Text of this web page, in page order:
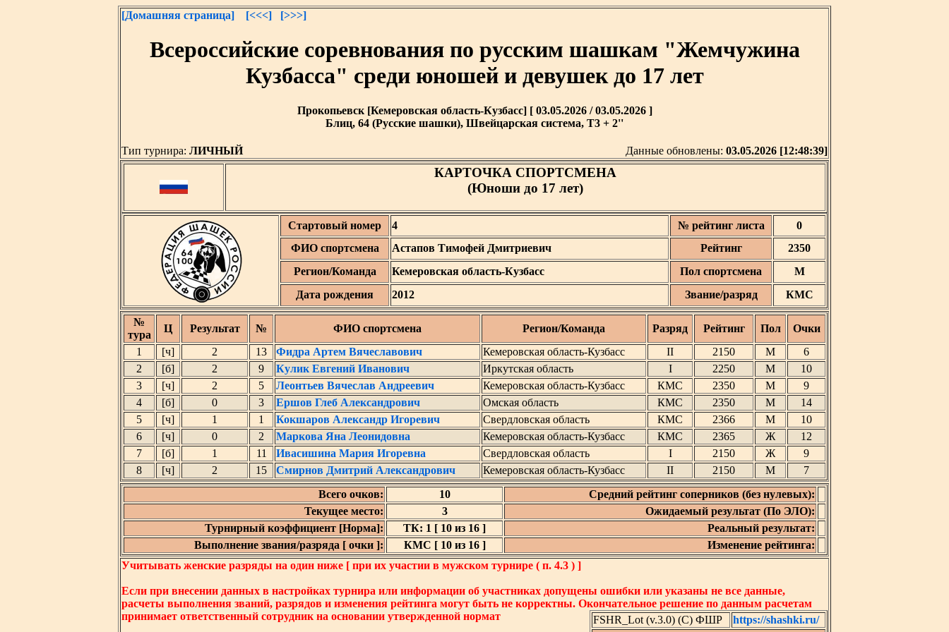
[Домашняя страница] [<<<] [>>>]
Всероссийские соревнования по русским шашкам "Жемчужина
Кузбасса" среди юношей и девушек до 17 лет
Прокопьевск [Кемеровская область-Кузбасс] [ 03.05.2026 / 03.05.2026 ]
Блиц, 64 (Русские шашки), Швейцарская система, T3 + 2''
Тип турнира: ЛИЧНЫЙ Данные обновлены: 03.05.2026 [12:48:39]
КАРТОЧКА СПОРТСМЕНА
(Юноши до 17 лет)
Стартовый номер 4 № рейтинг листа
0
ФИО спортсмена
Астапов Тимофей Дмитриевич Рейтинг
2350
Регион/Команда
Кемеровская область-Кузбасс Пол спортсмена
М
Дата рождения
2012 Звание/разряд КМС
№
тура
Ц Результат № ФИО спортсмена Регион/Команда Разряд Рейтинг Пол
Очки
1
[ч] 2 13 Фидра Артем Вячеславович Кемеровская область-Кузбасс II 2150 М
6
2
[б] 2 9 Кулик Евгений Иванович Иркутская область I 2250 М
10
3
[ч] 2 5 Леонтьев Вячеслав Андреевич Кемеровская область-Кузбасс КМС 2350 М
9
4
[б] 0 3 Ершов Глеб Александрович Омская область КМС 2350 М
14
5
[ч] 1 1 Кокшаров Александр Игоревич Свердловская область КМС 2366 М
10
6
[ч] 0 2 Маркова Яна Леонидовна Кемеровская область-Кузбасс КМС 2365 Ж
12
7
[б] 1 11 Ивасишина Мария Игоревна Свердловская область I 2150 Ж
9
8
[ч] 2 15 Смирнов Дмитрий Александрович Кемеровская область-Кузбасс II 2150 М
7
Всего очков:
10
Средний рейтинг соперников (без нулевых):
Текущее место:
3
Ожидаемый результат (По ЭЛО):
Турнирный коэффициент [Норма]:
ТК: 1 [ 10 из 16 ]
Реальный результат:
Выполнение звания/разряда [ очки ]:
КМС [ 10 из 16 ]
Изменение рейтинга:
Учитывать женские разряды на один ниже [ при их участии в мужском турнире ( п. 4.3 ) ]
Если при внесении данных в настройках турнира или информации об участниках допущены ошибки или указаны не все данные,
расчеты выполнения званий, разрядов и изменения рейтинга могут быть не корректны. Окончательное решение по данным расчетам
принимает ответственный сотрудник на основании утвержденной нормат
FSHR_Lot (v.3.0) (C) ФШР
https://shashki.ru/